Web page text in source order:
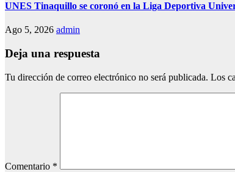
UNES Tinaquillo se coronó en la Liga Deportiva
Ago 5, 2026 admin
Deja una respuesta
Tu dirección de correo electrónico no será publicada. Los
Comentario *